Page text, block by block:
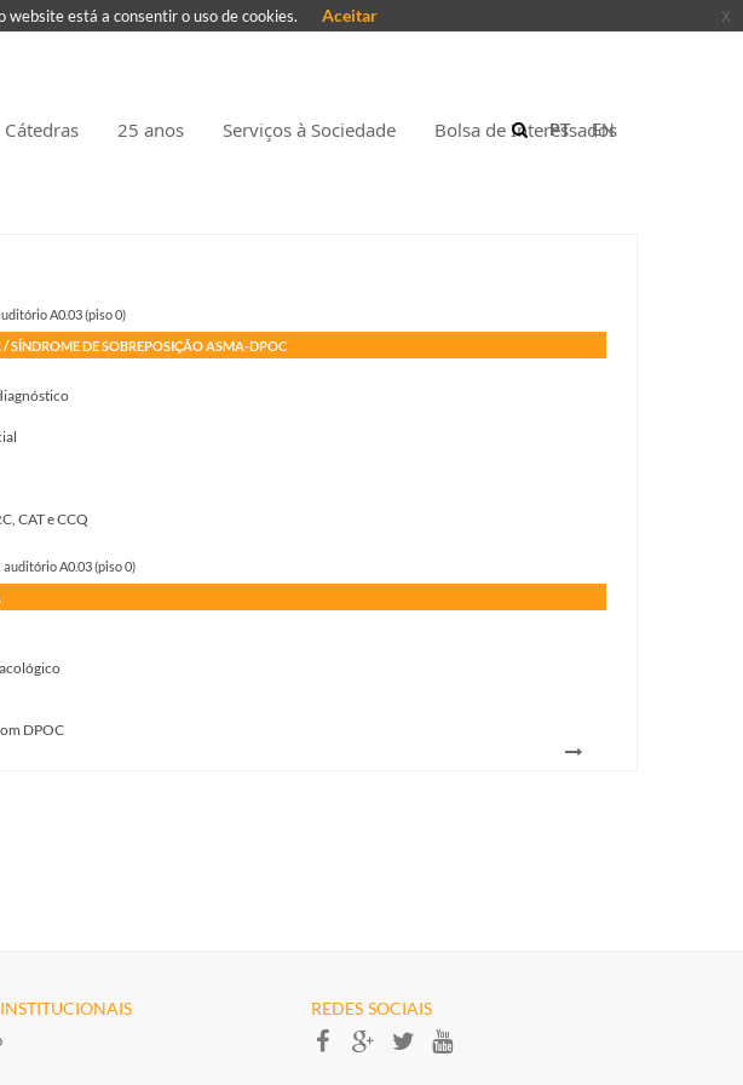
Cátedras 25 anos Serviços à Sociedade Bolsa de Interessados
EN
PT
A0.03 (piso 0)
DE SOBREPOSIÇÃO ASMA-DPOC
CAT e CCQ
A0.03 (piso 0)
DPOC
REDES SOCIAIS​​​​
website está a consentir o uso de cookies. Aceitar x